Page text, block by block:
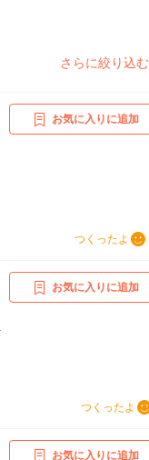
さらに絞り込む
お気に入りに追加
つくったよ
お気に入りに追加
つくったよ
お気に入りに追加